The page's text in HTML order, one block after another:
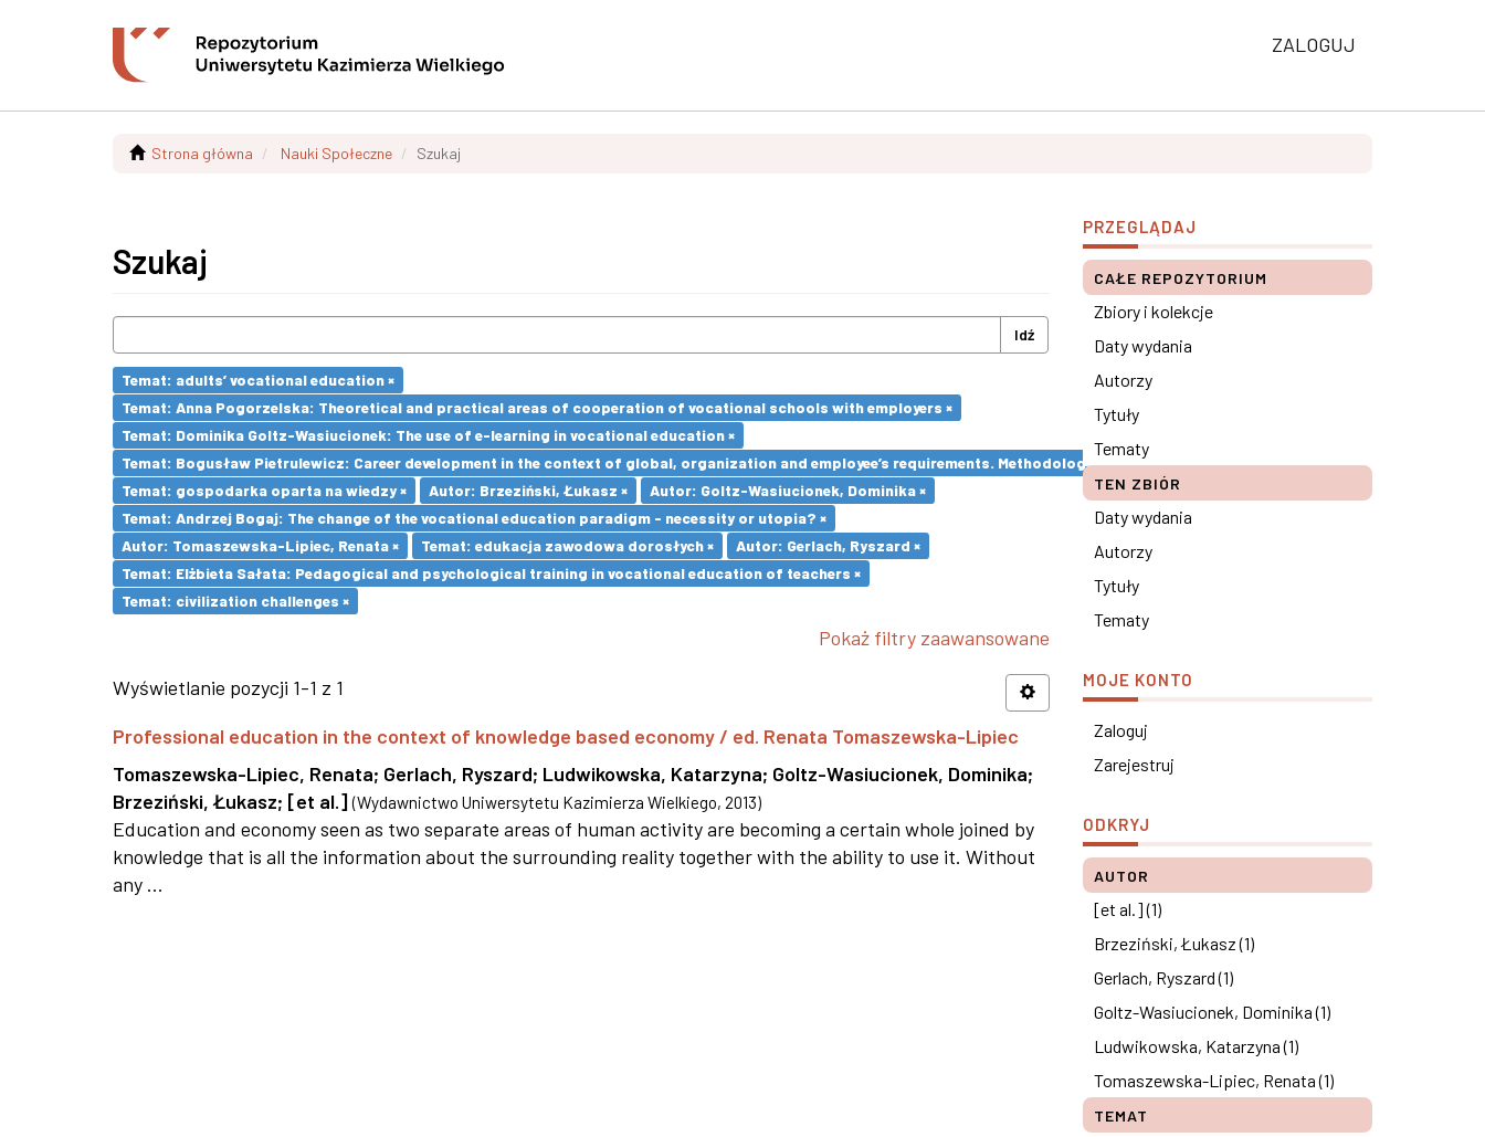
ZALOGUJ
Strona główna Nauki Społeczne Szukaj
Szukaj
Idź
Temat: adults’ vocational education ×
Temat: Anna Pogorzelska: Theoretical and practical areas of cooperation of vocational schools with employers ×
Temat: Dominika Goltz-Wasiucionek: The use of e-learning in vocational education ×
Temat: Bogusław Pietrulewicz: Career development in the context of global, organization and employee’s requirements. Methodological remarks ×
Temat: gospodarka oparta na wiedzy ×
Autor: Brzeziński, Łukasz ×
Autor: Goltz-Wasiucionek, Dominika ×
Temat: Andrzej Bogaj: The change of the vocational education paradigm - necessity or utopia? ×
Autor: Tomaszewska-Lipiec, Renata ×
Temat: edukacja zawodowa dorosłych ×
Autor: Gerlach, Ryszard ×
Temat: Elżbieta Sałata: Pedagogical and psychological training in vocational education of teachers ×
Temat: civilization challenges ×
Pokaż filtry zaawansowane
Wyświetlanie pozycji 1-1 z 1
Professional education in the context of knowledge based economy / ed. Renata Tomaszewska-Lipiec
Tomaszewska-Lipiec, Renata; Gerlach, Ryszard; Ludwikowska, Katarzyna; Goltz-Wasiucionek, Dominika;
Brzeziński, Łukasz; [et al.] (Wydawnictwo Uniwersytetu Kazimierza Wielkiego, 2013)
Education and economy seen as two separate areas of human activity are becoming a certain whole joined by
knowledge that is all the information about the surrounding reality together with the ability to use it. Without
any ...
PRZEGLĄDAJ
CAŁE REPOZYTORIUM
Zbiory i kolekcje
Daty wydania
Autorzy
Tytuły
Tematy
TEN ZBIÓR
Daty wydania
Autorzy
Tytuły
Tematy
MOJE KONTO
Zaloguj
Zarejestruj
ODKRYJ
AUTOR
[et al.] (1)
Brzeziński, Łukasz (1)
Gerlach, Ryszard (1)
Goltz-Wasiucionek, Dominika (1)
Ludwikowska, Katarzyna (1)
Tomaszewska-Lipiec, Renata (1)
TEMAT